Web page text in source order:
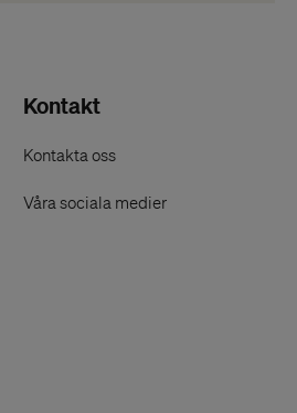
Kontakt
Kontakta oss
Våra sociala medier